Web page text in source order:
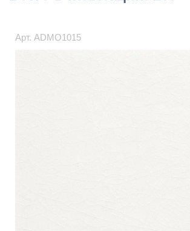
Арт. ADMO1015